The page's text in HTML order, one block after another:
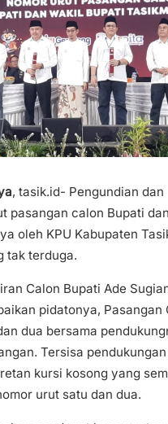
, tasik.id- Pengundian dan
pasangan calon Bupati
oleh KPU Kabupaten
tak terduga.
Calon Bupati Ade
pidatonya, Pasangan
dua bersama
Tersisa
kursi kosong yang
urut satu dan dua.